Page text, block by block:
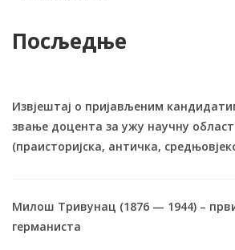
Посљедње
Извјештај о пријављеним
звање доцента за ужу научну област
(праисторијска, античка,
Милош Тривунац (1876 — 1944) –
германиста